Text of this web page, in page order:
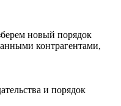
новый порядок
контрагентами,
и порядок